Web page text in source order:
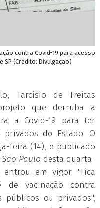
contra Covid-19 para acesso
SP (Crédito: Divulgação)
Tarcísio de Freitas
que derruba a
a Covid-19 para ter
do Estado. O
feira (14), e publicado
Paulo desta quarta-
em vigor. "Fica
de vacinação contra
públicos ou privados",